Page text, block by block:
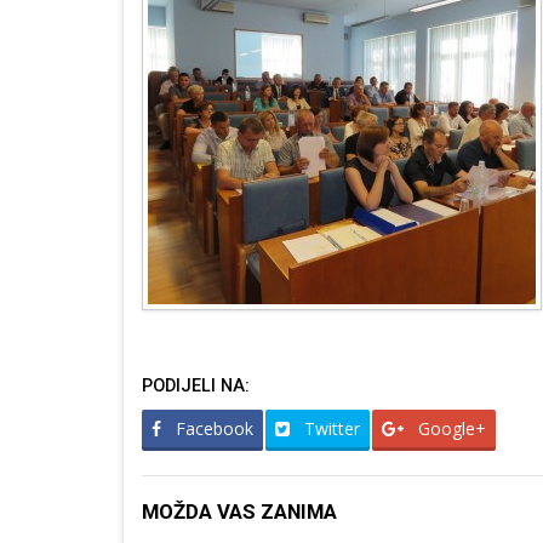
PODIJELI NA:
Facebook Twitter Google+
MOŽDA VAS ZANIMA